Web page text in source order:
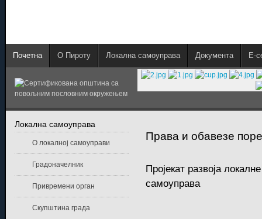
Почетна О Пироту Локална самоуправа Документа E-
Права и обавезе
Пројекат развоја
самоуправa
Локална самоуправа
О локалној самоуправи
Градоначелник
Привремени орган
Скупштина града